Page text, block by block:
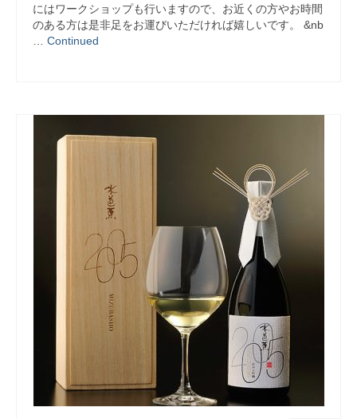
にはワークショップも行いますので、お近くの方やお時間
のある方は是非足をお運びいただければ嬉しいです。 &nb
Continued